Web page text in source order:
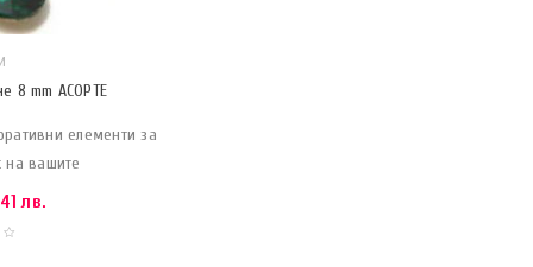
8 mm АСОРТЕ
елементи за
на вашите
лв.